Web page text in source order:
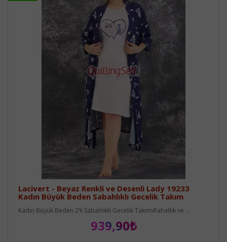
Lacivert - Beyaz Renkli ve Desenli Lady 19233
Kadın Büyük Beden Sabahlıklı Gecelik Takım
Kadın Büyük Beden 2’li Sabahlıklı Gecelik TakımıRahatlık ve ..
939,90₺